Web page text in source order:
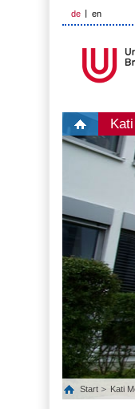
de en
Start Kati